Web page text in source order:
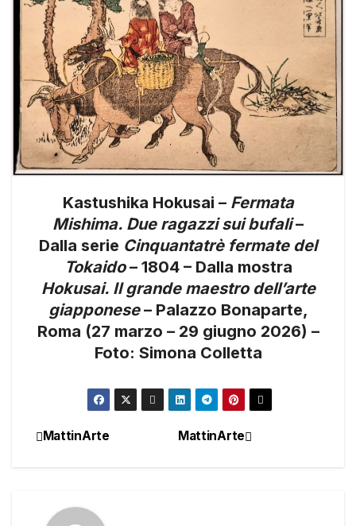
Kastushika Hokusai – Fermata
Mishima. Due ragazzi sui bufali–
Dalla serie Cinquantatrè fermate del
Tokaido– 1804 – Dalla mostra
Hokusai. Il grande maestro dell’arte
giapponese– Palazzo Bonaparte,
Roma (27 marzo – 29 giugno 2026) –
Foto: Simona Colletta
NavigazioneMattinArte
MattinArte